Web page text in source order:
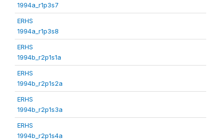
1994a_r1p3s7
ERHS
1994a_r1p3s8
ERHS
1994b_r2p1s1a
ERHS
1994b_r2p1s2a
ERHS
1994b_r2p1s3a
ERHS
1994b_r2p1s4a